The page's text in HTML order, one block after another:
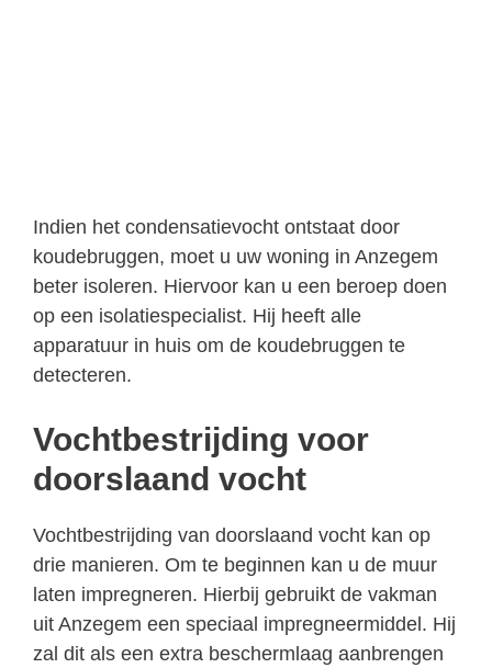
Indien het condensatievocht ontstaat door
koudebruggen, moet u uw woning in Anzegem
beter isoleren. Hiervoor kan u een beroep doen
op een isolatiespecialist. Hij heeft alle
apparatuur in huis om de koudebruggen te
detecteren.
Vochtbestrijding voor
doorslaand vocht
Vochtbestrijding van doorslaand vocht kan op
drie manieren. Om te beginnen kan u de muur
laten impregneren. Hierbij gebruikt de vakman
uit Anzegem een speciaal impregneermiddel. Hij
zal dit als een extra beschermlaag aanbrengen